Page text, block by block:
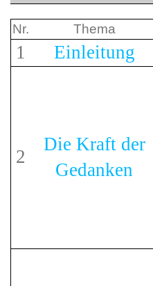
Nr. Thema
1 Einleitung
2
Die Kraft der
Gedanken